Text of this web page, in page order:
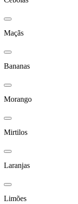
Maçãs
Bananas
Morango
Mirtilos
Laranjas
Limões